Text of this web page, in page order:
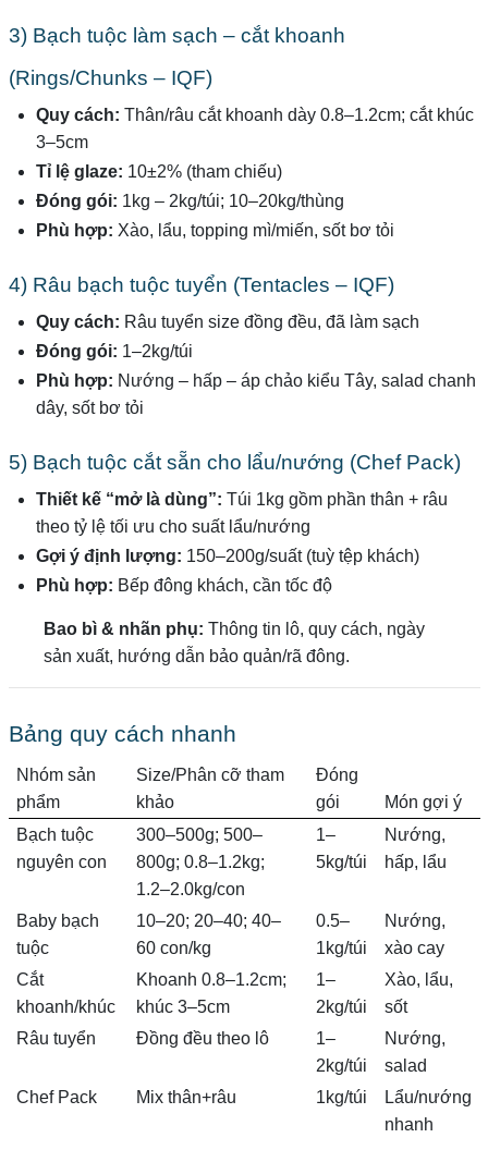
3) Bạch tuộc làm sạch – cắt khoanh
(Rings/Chunks – IQF)
Quy cách: Thân/râu cắt khoanh dày 0.8–1.2cm; cắt khúc
3–5cm
Tỉ lệ glaze: 10±2% (tham chiếu)
Đóng gói: 1kg – 2kg/túi; 10–20kg/thùng
Phù hợp: Xào, lẩu, topping mì/miến, sốt bơ tỏi
4) Râu bạch tuộc tuyển (Tentacles – IQF)
Quy cách: Râu tuyển size đồng đều, đã làm sạch
Đóng gói: 1–2kg/túi
Phù hợp: Nướng – hấp – áp chảo kiểu Tây, salad chanh
dây, sốt bơ tỏi
5) Bạch tuộc cắt sẵn cho lẩu/nướng (Chef Pack)
Thiết kế “mở là dùng”: Túi 1kg gồm phần thân + râu
theo tỷ lệ tối ưu cho suất lẩu/nướng
Gợi ý định lượng: 150–200g/suất (tuỳ tệp khách)
Phù hợp: Bếp đông khách, cần tốc độ
Bao bì & nhãn phụ: Thông tin lô, quy cách, ngày
sản xuất, hướng dẫn bảo quản/rã đông.
Bảng quy cách nhanh
Nhóm sản
phẩm
Size/Phân cỡ tham
khảo
Đóng
gói
Món gợi ý
Bạch tuộc
nguyên con
300–500g; 500–
800g; 0.8–1.2kg;
1.2–2.0kg/con
1–
5kg/túi
Nướng,
hấp, lẩu
Baby bạch
tuộc
10–20; 20–40; 40–
60 con/kg
0.5–
1kg/túi
Nướng,
xào cay
Cắt
khoanh/khúc
Khoanh 0.8–1.2cm;
khúc 3–5cm
1–
2kg/túi
Xào, lẩu,
sốt
Râu tuyển
Đồng đều theo lô
1–
2kg/túi
Nướng,
salad
Chef Pack
Mix thân+râu 1kg/túi
Lẩu/nướng
nhanh